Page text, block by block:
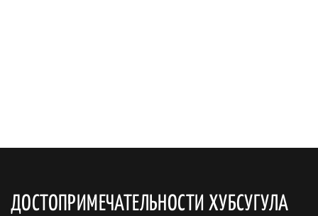
ДОСТОПРИМЕЧАТЕЛЬНОСТИ ХУБСУГУЛА